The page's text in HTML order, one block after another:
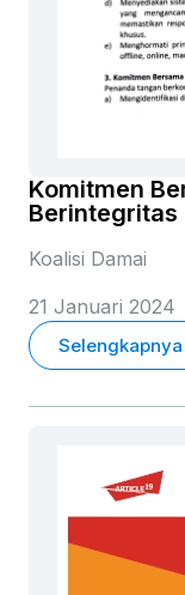
Komitmen
Berintegritas
Koalisi Damai
21 Januari 2024
Selengkapnya